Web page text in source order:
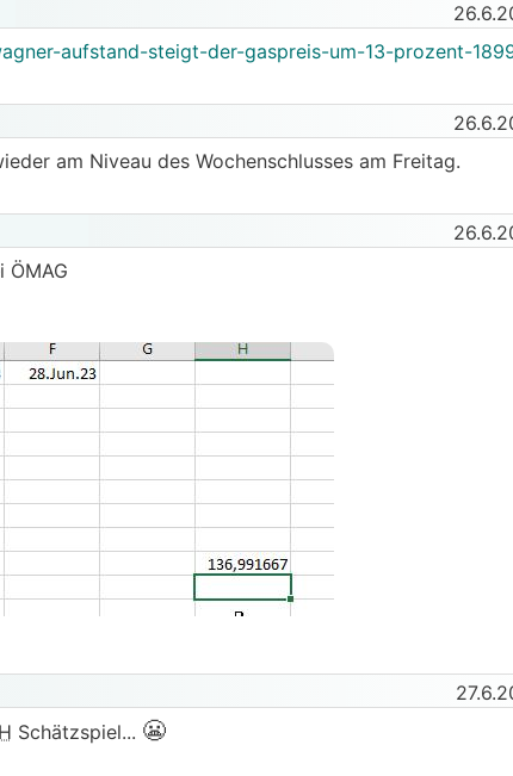
aufstand-steigt-der-gaspreis-um-13-prozent-
am Niveau des Wochenschlusses am Freitag.
Schätzspiel... 😬